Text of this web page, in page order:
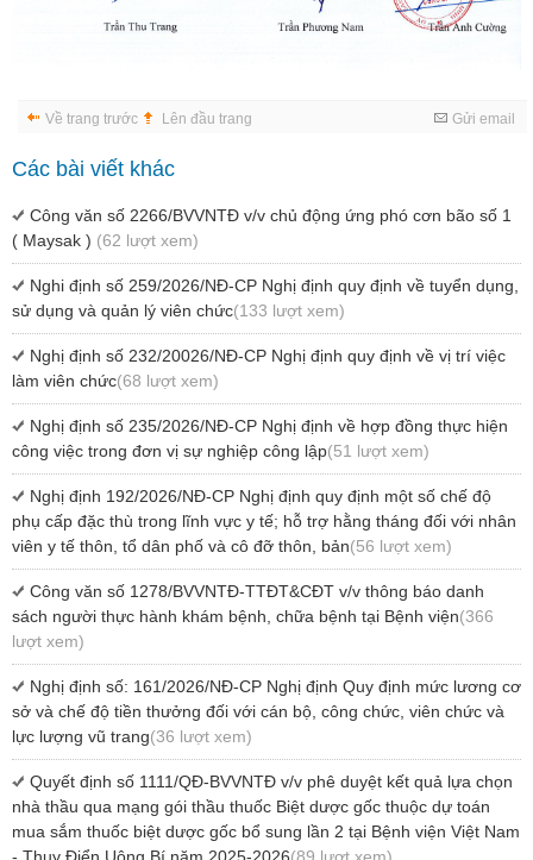
Về trang trước Lên đầu trang Gửi email
Các bài viết khác
Công văn số 2266/BVVNTĐ v/v chủ động ứng phó cơn bão số 1
( Maysak ) (62 lượt xem)
Nghi định số 259/2026/NĐ-CP Nghị định quy định về tuyển dụng,
sử dụng và quản lý viên chức(133 lượt xem)
Nghị định số 232/20026/NĐ-CP Nghị định quy định về vị trí việc
làm viên chức(68 lượt xem)
Nghị định số 235/2026/NĐ-CP Nghị định về hợp đồng thực hiện
công việc trong đơn vị sự nghiệp công lập(51 lượt xem)
Nghị định 192/2026/NĐ-CP Nghị định quy định một số chế độ
phụ cấp đặc thù trong lĩnh vực y tế; hỗ trợ hằng tháng đối với nhân
viên y tế thôn, tổ dân phố và cô đỡ thôn, bản(56 lượt xem)
Công văn số 1278/BVVNTĐ-TTĐT&CĐT v/v thông báo danh
sách người thực hành khám bệnh, chữa bệnh tại Bệnh viện(366
lượt xem)
Nghị định số: 161/2026/NĐ-CP Nghị định Quy định mức lương cơ
sở và chế độ tiền thưởng đối với cán bộ, công chức, viên chức và
lực lượng vũ trang(36 lượt xem)
Quyết định số 1111/QĐ-BVVNTĐ v/v phê duyệt kết quả lựa chọn
nhà thầu qua mạng gói thầu thuốc Biệt dược gốc thuộc dự toán
mua sắm thuốc biệt dược gốc bổ sung lần 2 tại Bệnh viện Việt Nam